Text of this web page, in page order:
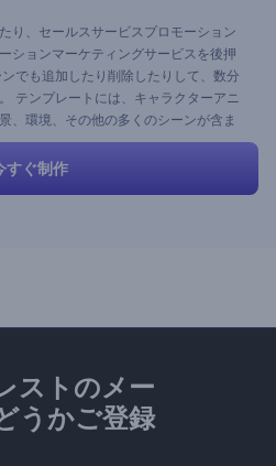
り、セールスサービスプロモーション
ションマーケティングサービスを後押
でも追加したり削除したりして、数分
テンプレートには、キャラクターアニ
、環境、その他の多くのシーンが含ま
ットは、サービス、ビジネス、スター
サービスを推進するのに最適です。
すぐ制作
ストのメー
うかご登録